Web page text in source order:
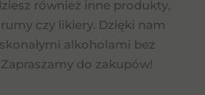
również inne produkty,
czy likiery. Dzięki nam
alkoholami bez
do zakupów!